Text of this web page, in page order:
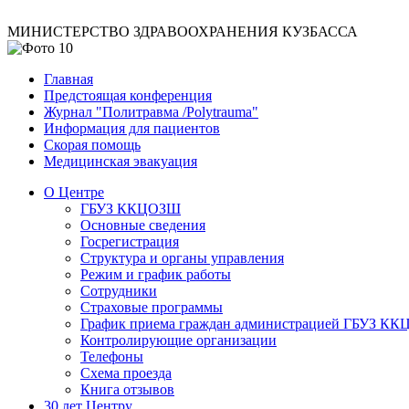
МИНИСТЕРСТВО ЗДРАВООХРАНЕНИЯ КУЗБАССА
Главная
Предстоящая конференция
Журнал "Политравма /Polytrauma"
Информация для пациентов
Скорая помощь
Медицинская эвакуация
О Центре
ГБУЗ ККЦОЗШ
Основные сведения
Госрегистрация
Структура и органы управления
Режим и график работы
Сотрудники
Страховые программы
График приема граждан администрацией ГБУЗ
Контролирующие организации
Телефоны
Схема проезда
Книга отзывов
30 лет Центру